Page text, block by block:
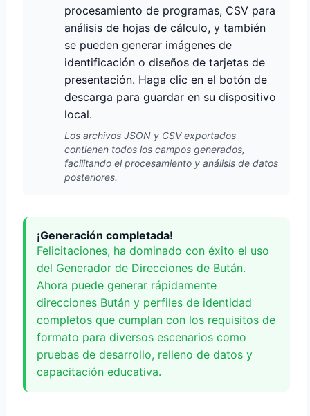
procesamiento de programas, CSV para
análisis de hojas de cálculo, y también
se pueden generar imágenes de
identificación o diseños de tarjetas de
presentación. Haga clic en el botón de
descarga para guardar en su dispositivo
local.
Los archivos JSON y CSV exportados
contienen todos los campos generados,
facilitando el procesamiento y análisis de datos
posteriores.
¡Generación completada!
Felicitaciones, ha dominado con éxito el uso
del Generador de Direcciones de Bután.
Ahora puede generar rápidamente
direcciones Bután y perfiles de identidad
completos que cumplan con los requisitos de
formato para diversos escenarios como
pruebas de desarrollo, relleno de datos y
capacitación educativa.